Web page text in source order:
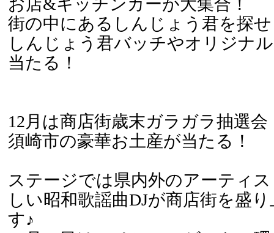
お店&キッチンカーが大集合！
街の中にあるしんじょう君を探
しんじょう君バッチやオリジナ
当たる！
12月は商店街歳末ガラガラ抽選会
須崎市の豪華お土産が当たる！
ステージでは県内外のアーティ
しい昭和歌謡曲DJが商店街を盛
す♪